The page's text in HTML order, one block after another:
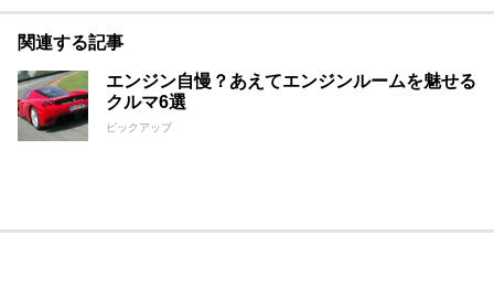
関連する記事
エンジン自慢？あえてエンジンルームを魅せる
クルマ6選
ピックアップ